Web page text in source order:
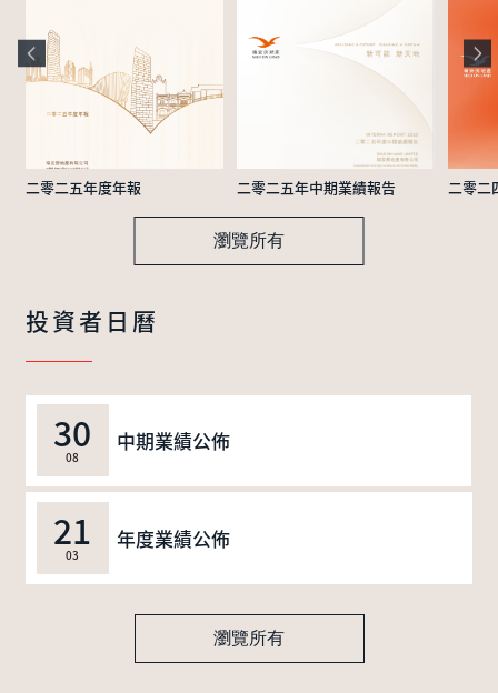
二零二五年度年報 二零二五年中期業績報告 二零二
瀏覽所有
投資者日曆
30
08
中期業績公佈
21
03
年度業績公佈
瀏覽所有